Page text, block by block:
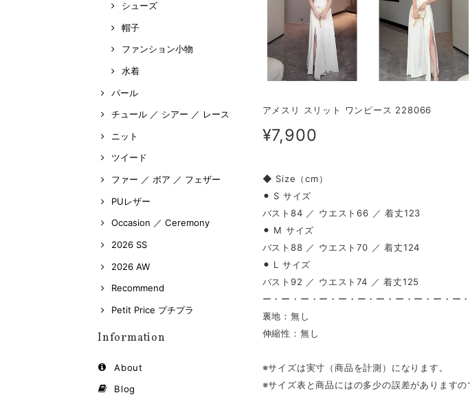
シューズ
帽子
ファンション小物
水着
パール
チュール ／ シアー ／ レース
ニット
ツイード
ファー ／ ボア ／ フェザー
PUレザー
Occasion ／ Ceremony
2026 SS
2026 AW
Recommend
Petit Price プチプラ
Information
About
Blog
アメスリ スリット ワンピース 228066
¥7,900
◆ Size（cm）
⚫︎ S サイズ
バスト84 ／ ウエスト66 ／ 着丈123
⚫︎ M サイズ
バスト88 ／ ウエスト70 ／ 着丈124
⚫︎ L サイズ
バスト92 ／ ウエスト74 ／ 着丈125
ー・ー・ー・ー・ー・ー・ー・ー・ー・ー・ー・
裏地：無し
伸縮性：無し
※サイズは実寸（商品を計測）になります。
※サイズ表と商品にはの多少の誤差がありますの